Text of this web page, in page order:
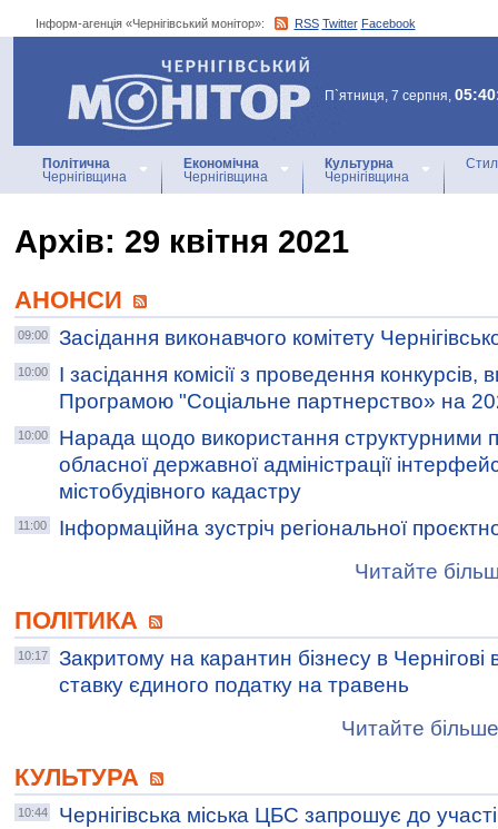
Інформ-агенція «Чернігівський монітор»: RSS Twitter Facebook
Інформ-агенція
«Чернігівський монітор»
П`ятниця, 7 серпня,
Політична
Чернігівщина
Економічна
Чернігівщина
Культурна
Чернігівщина
Архiв: 29 квітня 2021
АНОНСИ
09:00 Засідання виконавчого комітету
10:00
І засідання комісії з проведення
Програмою "Соціальне партнерство» на
10:00
Нарада щодо використання структурними
обласної державної адміністрації
містобудівного кадастру
11:00
Інформаційна зустріч регіональної
Читайте
ПОЛІТИКА
10:17
Закритому на карантин бізнесу в
ставку єдиного податку на травень
Читайте
КУЛЬТУРА
10:44
Чернігівська міська ЦБС запрошує до участі